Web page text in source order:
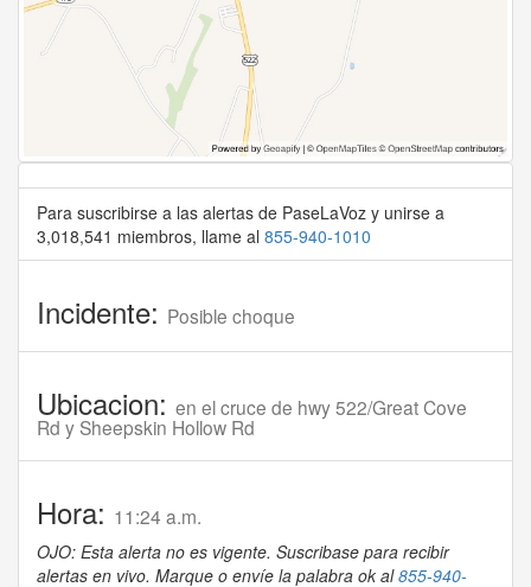
Para suscribirse a las alertas de PaseLaVoz y unirse a
3,018,541 miembros, llame al 855-940-1010
Incidente: Posible choque
Ubicacion: en el cruce de hwy 522/Great Cove
Rd y Sheepskin Hollow Rd
Hora: 11:24 a.m.
OJO: Esta alerta no es vigente. Suscribase para recibir
alertas en vivo. Marque o envíe la palabra ok al855-940-